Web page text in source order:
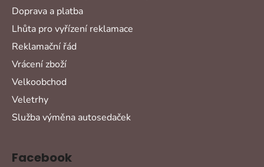
Doprava a platba
Lhůta pro vyřízení reklamace
Reklamační řád
Vrácení zboží
Velkoobchod
Veletrhy
Služba výměna autosedaček
Facebook